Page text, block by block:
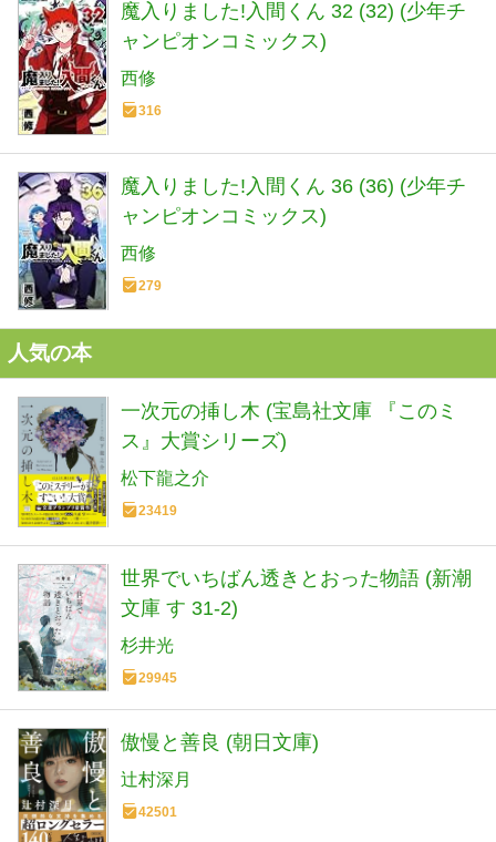
魔入りました!入間くん 32 (32) (少年チ
ャンピオンコミックス)
西修
316
魔入りました!入間くん 36 (36) (少年チ
ャンピオンコミックス)
西修
279
人気の本
一次元の挿し木 (宝島社文庫 『このミ
ス』大賞シリーズ)
松下龍之介
23419
世界でいちばん透きとおった物語 (新潮
文庫 す 31-2)
杉井光
29945
傲慢と善良 (朝日文庫)
辻村深月
42501